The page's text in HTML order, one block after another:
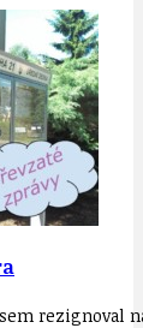
jsem